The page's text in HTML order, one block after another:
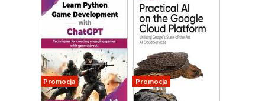
Promocja Promocja